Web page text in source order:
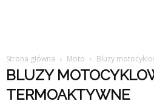
Strona główna Moto Bluzy
BLUZY
TERMOAKTYWNE